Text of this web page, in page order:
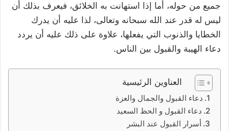
جميع من حوله، أما إذا استهانت به الخلائق، فيعرف بذلك أن
ليس له قدر عند الله سبحانه وتعالى، لذا عليه أن يدرك
الخطايا والذنوب التي يفعلها، علاوة على ذلك عليه أن يردد
دعاء الهيبة والقبول بين الناس.
العناوين الرئيسية
دعاء القبول والجمال والعزة
دعاء القبول و الحظ السعيد
أسرار القبول عند البشر